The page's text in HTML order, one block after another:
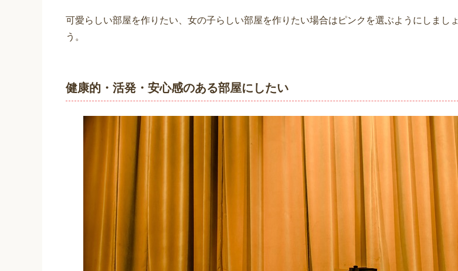
可愛らしい部屋を作りたい、女の子らしい部屋を作りたい場合はピンクを選ぶようにしましょ
う。
健康的・活発・安心感のある部屋にしたい